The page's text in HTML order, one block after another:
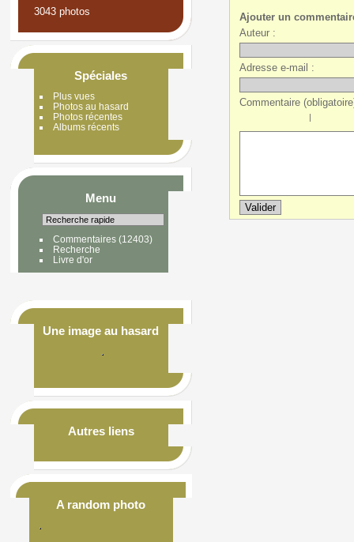
3043 photos
Spéciales
Plus vues
Photos au hasard
Photos récentes
Albums récents
Menu
Commentaires(12403)
Recherche
Livre d'or
Une image au hasard
Autres liens
A random photo
Ajouter un
Auteur :
Adresse e-mail :
Commentaire
|